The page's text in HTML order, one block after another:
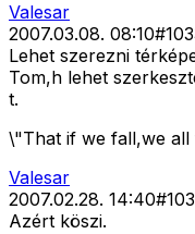
Valesar
2007.03.08. 08:10#
Lehet szerezni
Tom,h lehet
t.
\"That if we fall,we
Valesar
2007.02.28. 14:40#
Azért köszi.